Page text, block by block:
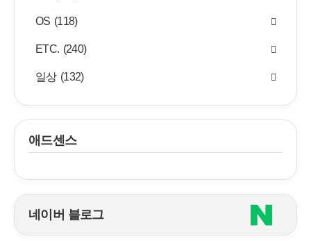
OS (118)
ETC. (240)
일상 (132)
애드센스
네이버 블로그